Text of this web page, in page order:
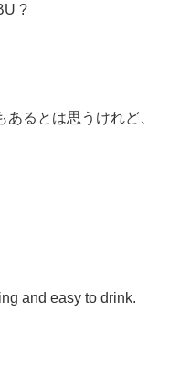
?
るとは思うけれど、
and easy to drink.